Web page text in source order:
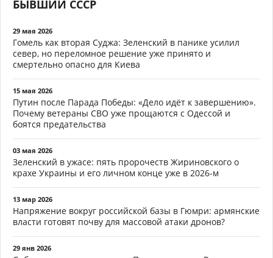
БЫВШИЙ СССР
29 мая 2026
Гомель как вторая Суджа: Зеленский в панике усилил
север, но переломное решение уже принято и
смертельно опасно для Киева
15 мая 2026
Путин после Парада Победы: «Дело идёт к завершению».
Почему ветераны СВО уже прощаются с Одессой и
боятся предательства
03 мая 2026
Зеленский в ужасе: пять пророчеств Жириновского о
крахе Украины и его личном конце уже в 2026-м
13 мар 2026
Напряжение вокруг российской базы в Гюмри: армянские
власти готовят почву для массовой атаки дронов?
29 янв 2026